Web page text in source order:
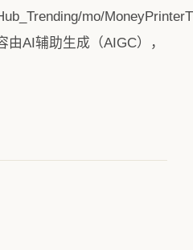
mo/
AI辅助生成（AIGC），